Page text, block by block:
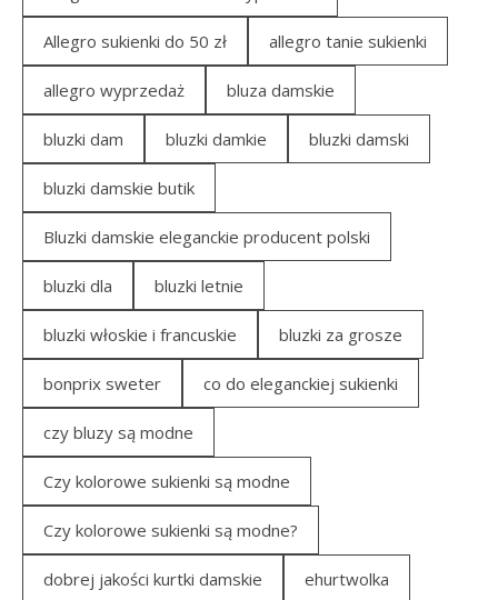
Allegro sukienki do 50 zł allegro tanie sukienki
allegro wyprzedaż bluza damskie
bluzki dam bluzki damkie bluzki damski
bluzki damskie butik
Bluzki damskie eleganckie producent polski
bluzki dla bluzki letnie
bluzki włoskie i francuskie bluzki za grosze
bonprix sweter co do eleganckiej sukienki
czy bluzy są modne
Czy kolorowe sukienki są modne
Czy kolorowe sukienki są modne?
dobrej jakości kurtki damskie ehurtwolka